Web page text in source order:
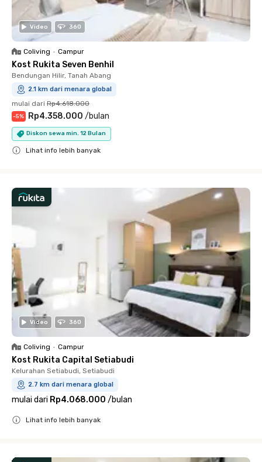
Video 360
Coliving • Campur
Kost Rukita Seven Benhil
Bendungan Hilir, Tanah Abang
2.1 km dari menara global
mulai dari Rp4.618.000
-5% Rp4.358.000 /bulan
Diskon sewa min. 12 Bulan
Lihat info lebih banyak
Video 360
Coliving • Campur
Kost Rukita Capital Setiabudi
Kelurahan Setiabudi, Setiabudi
2.7 km dari menara global
mulai dari Rp4.068.000 /bulan
Lihat info lebih banyak